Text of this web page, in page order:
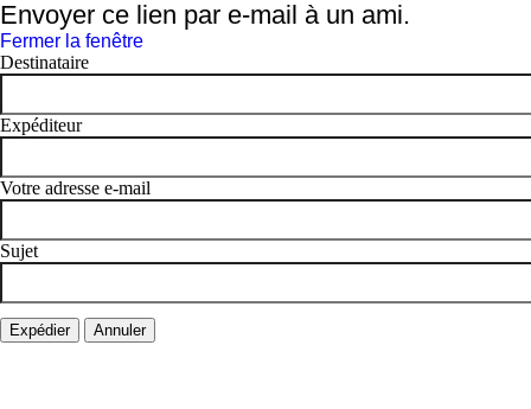
Envoyer ce lien par e-mail à un ami.
Fermer la fenêtre
Destinataire
Expéditeur
Votre adresse e-mail
Sujet
Expédier Annuler